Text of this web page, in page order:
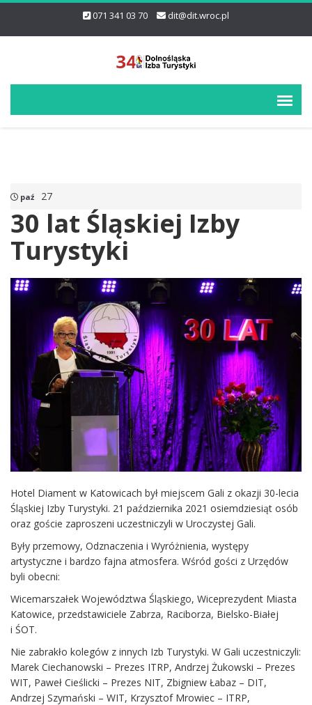
071 341 03 70 dit@dit.wroc.pl
paź 27
30 lat Śląskiej Izby
Turystyki
Hotel Diament w Katowicach był miejscem Gali z okazji 30-lecia
Śląskiej Izby Turystyki. 21 października 2021 osiemdziesiąt osób
oraz goście zaproszeni uczestniczyli w Uroczystej Gali.
Były przemowy, Odznaczenia i Wyróżnienia, występy
artystyczne i bardzo fajna atmosfera. Wśród gości z Urzędów
byli obecni:
Wicemarszałek Województwa Śląskiego, Wiceprezydent Miasta
Katowice, przedstawiciele Zabrza, Raciborza, Bielsko-Białej
i ŚOT.
Nie zabrakło kolegów z innych Izb Turystyki. W Gali uczestniczyli:
Marek Ciechanowski – Prezes ITRP, Andrzej Żukowski – Prezes
WIT, Paweł Cieślicki – Prezes NIT, Zbigniew Łabaz – DIT,
Andrzej Szymański – WIT, Krzysztof Mrowiec – ITRP,